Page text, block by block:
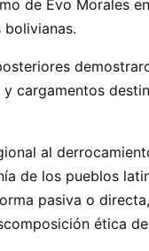
de Evo Morales
bolivianas.
y cargamentos
al
de los pueblos
pasiva o
ética